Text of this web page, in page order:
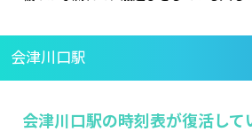
会津川口駅
会津川口駅の時刻表が復活して